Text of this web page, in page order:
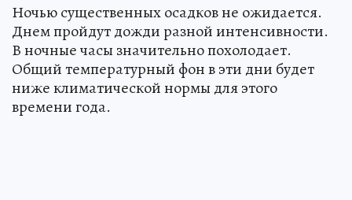
Ночью существенных осадков не ожидается.
Днем пройдут дожди разной интенсивности.
В ночные часы значительно похолодает.
Общий температурный фон в эти дни будет
ниже климатической нормы для этого
времени года.